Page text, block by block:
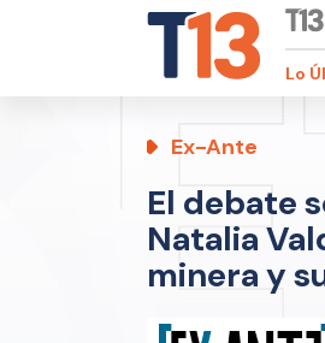
Lo
Ex-Ante
El debate
Natalia
minera y